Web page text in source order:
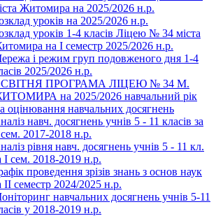
Житомира на 2025/2026 н.р.
уроків на 2025/2026 н.р.
уроків 1-4 класів Ліцею № 34 міста
на І семестр 2025/2026 н.р.
і режим груп подовженого дня 1-4
2025/2026 н.р.
ПРОГРАМА ЛІЦЕЮ № 34 М.
на 2025/2026 навчальний рік
оцінювання навчальних досягнень
навч. досягнень учнів 5 - 11 класів за
2017-2018 н.р.
рівня навч. досягнень учнів 5 - 11 кл.
І сем. 2018-2019 н.р.
проведення зрізів знань з основ наук
ІІ семестр 2024/2025 н.р.
навчальних досягнень учнів 5-11
у 2018-2019 н.р.